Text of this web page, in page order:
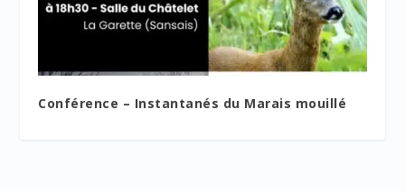
Conférence – Instantanés du Marais mouillé